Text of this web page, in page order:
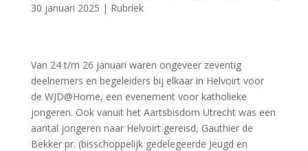
30 januari 2025 | Rubriek
Van 24 t/m 26 januari waren ongeveer zeventig
deelnemers en begeleiders bij elkaar in Helvoirt voor
de WJD@Home, een evenement voor katholieke
jongeren. Ook vanuit het Aartsbisdom Utrecht was een
aantal jongeren naar Helvoirt gereisd, Gauthier de
Bekker pr. (bisschoppelijk gedelegeerde Jeugd en